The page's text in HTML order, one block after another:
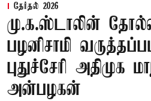
தேர்தல் 2026
மு.க.ஸ்டாலின்
பழனிசாமி
புதுச்சேரி அதிமுக
அன்பழகன்